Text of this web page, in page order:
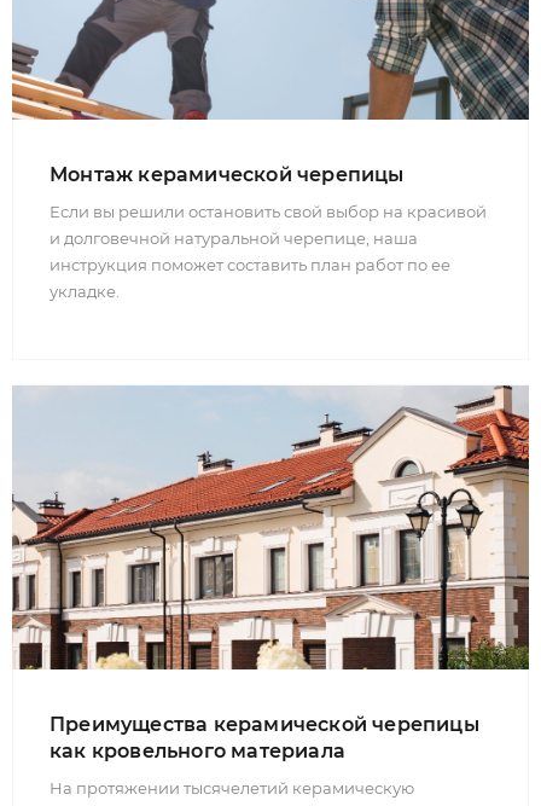
Монтаж керамической черепицы
Если вы решили остановить свой выбор на красивой
и долговечной натуральной черепице, наша
инструкция поможет составить план работ по ее
укладке.
Преимущества керамической черепицы
как кровельного материала
На протяжении тысячелетий керамическую